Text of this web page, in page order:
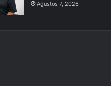
Ağustos 7, 2026